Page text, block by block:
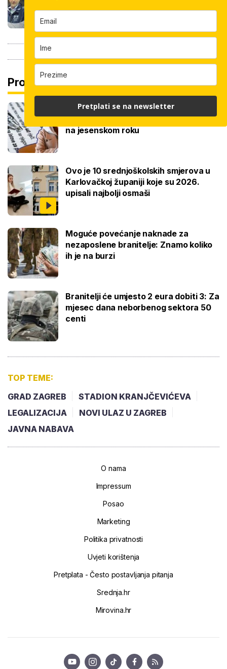
Pročitaj još
Ove lektire maturanti se najviše boje,
a samo je jednom bila tema eseja i to
na jesenskom roku
Ovo je 10 srednjoškolskih smjerova u
Karlovačkoj županiji koje su 2026.
upisali najbolji osmaši
Moguće povećanje naknade za
nezaposlene branitelje: Znamo koliko
ih je na burzi
Branitelji će umjesto 2 eura dobiti 3: Za
mjesec dana neborbenog sektora 50
centi
TOP TEME:
GRAD ZAGREB
STADION KRANJČEVIĆEVA
LEGALIZACIJA
NOVI ULAZ U ZAGREB
JAVNA NABAVA
O nama
Impressum
Posao
Marketing
Politika privatnosti
Uvjeti korištenja
Pretplata - Često postavljanja pitanja
Srednja.hr
Mirovina.hr
Pretplati se na newsletter